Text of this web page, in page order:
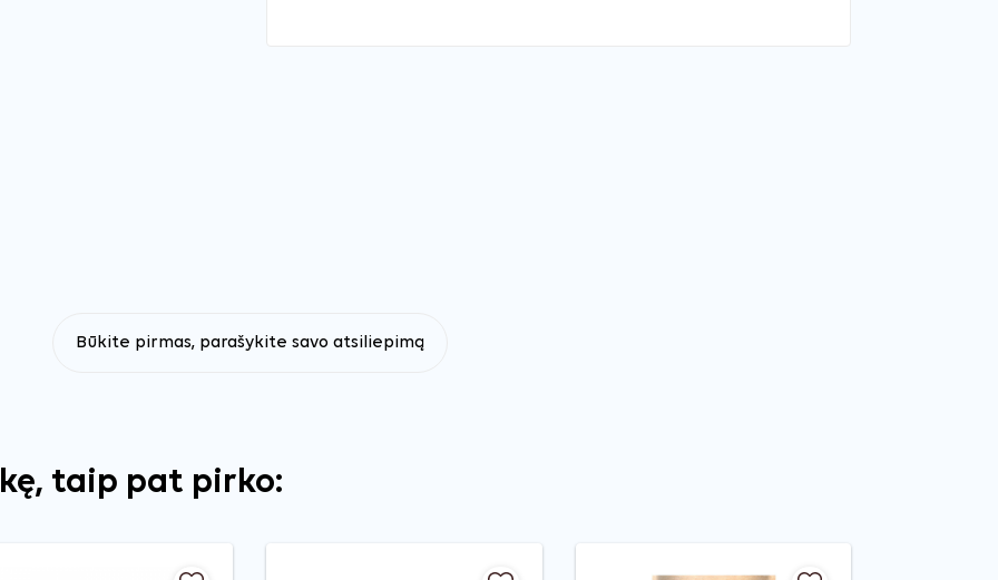
Būkite pirmas, parašykite savo atsiliepimą
taip pat pirko: